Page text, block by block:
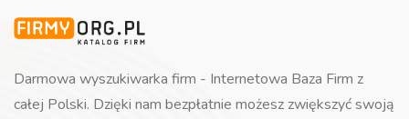
Darmowa wyszukiwarka firm - Internetowa Baza Firm z
całej Polski. Dzięki nam bezpłatnie możesz zwiększyć swoją